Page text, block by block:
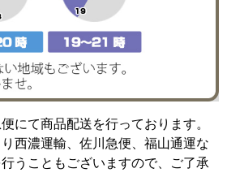
にて商品配送を行っております。
西濃運輸、佐川急便、福山通運な
うこともございますので、ご了承